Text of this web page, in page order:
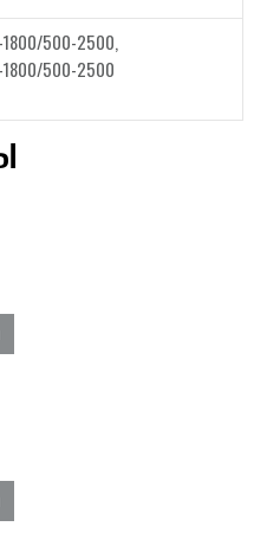
1800/500-2500,
1800/500-2500